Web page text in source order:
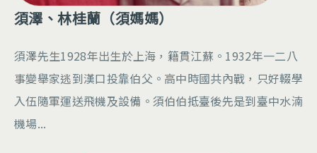
須澤、林桂蘭（須媽媽）
須澤先生1928年出生於上海，籍貫江蘇。1932年一二八
事變舉家逃到漢口投靠伯父。高中時國共內戰，只好輟學
入伍隨軍運送飛機及設備。須伯伯抵臺後先是到臺中水湳
機場...